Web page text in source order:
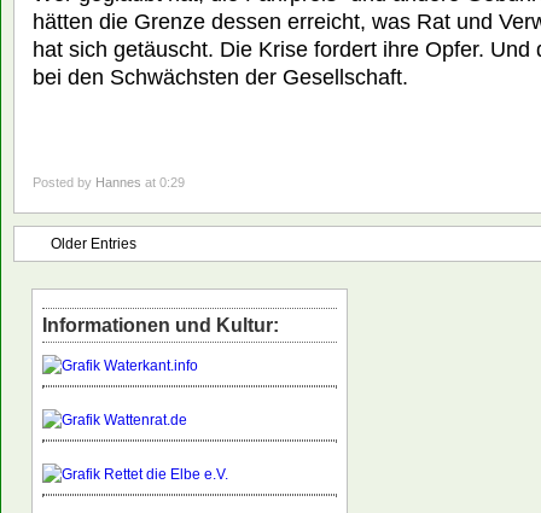
hätten die Grenze dessen erreicht, was Rat und
hat sich getäuscht. Die Krise fordert ihre Opfer. Und
bei den Schwächsten der Gesellschaft.
Posted by Hannes at 0:29
Older Entries
Informationen und Kultur: